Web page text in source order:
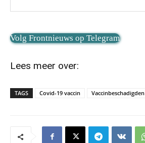
Volg Frontnieuws op Telegram
Lees meer over:
TAGS Covid-19 vaccin Vaccinbeschadigden